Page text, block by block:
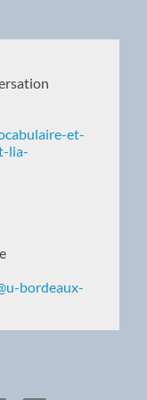
et-
lia-
bordeaux-